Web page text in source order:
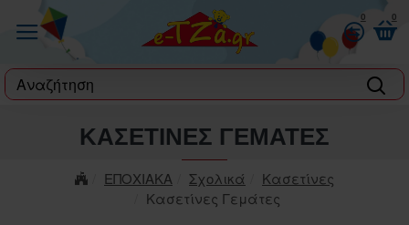
0 0
label
ΕΠΟΧΙΑΚΑ Σχολικά
Κασετίνες
Κασετίνες Γεμάτες
ΚΑΣΕΤΊΝΕΣ ΓΕΜΆΤΕΣ